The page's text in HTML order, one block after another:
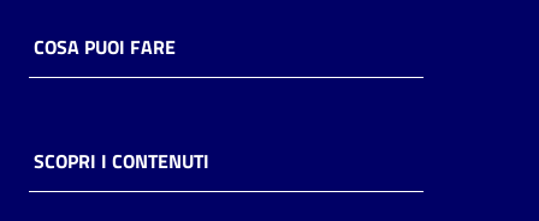
Piani
COSA PUOI FARE
SCOPRI I CONTENUTI